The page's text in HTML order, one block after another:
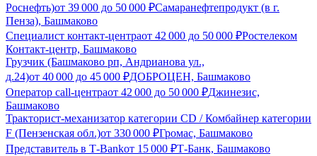
Роснефть)от 39 000 до 50 000 ₽Самаранефтепродукт (в г.
Пенза), Башмаково
Специалист контакт-центраот 42 000 до 50 000 ₽Ростелеком
Контакт-центр, Башмаково
Грузчик (Башмаково рп, Андрианова ул.,
д.24)от 40 000 до 45 000 ₽ДОБРОЦЕН, Башмаково
Оператор call-центраот 42 000 до 50 000 ₽Джинезис,
Башмаково
Тракторист-механизатор категории CD / Комбайнер категории
F (Пензенская обл.)от 330 000 ₽Громас, Башмаково
Представитель в Т-Bankот 15 000 ₽Т-Банк, Башмаково